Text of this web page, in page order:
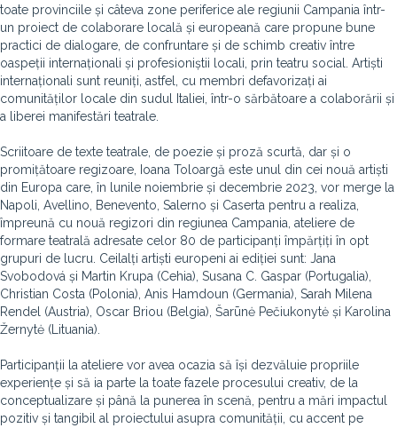
toate provinciile și câteva zone periferice ale regiunii Campania într-
un proiect de colaborare locală și europeană care propune bune
practici de dialogare, de confruntare și de schimb creativ între
oaspeții internaționali și profesioniștii locali, prin teatru social. Artiști
internaționali sunt reuniți, astfel, cu membri defavorizați ai
comunităților locale din sudul Italiei, într-o sărbătoare a colaborării și
a liberei manifestări teatrale.
Scriitoare de texte teatrale, de poezie și proză scurtă, dar și o
promițătoare regizoare, Ioana Toloargă este unul din cei nouă artiști
din Europa care, în lunile noiembrie și decembrie 2023, vor merge la
Napoli, Avellino, Benevento, Salerno și Caserta pentru a realiza,
împreună cu nouă regizori din regiunea Campania, ateliere de
formare teatrală adresate celor 80 de participanți împărțiți în opt
grupuri de lucru. Ceilalți artiști europeni ai ediției sunt: Jana
Svobodová și Martin Krupa (Cehia), Susana C. Gaspar (Portugalia),
Christian Costa (Polonia), Anis Hamdoun (Germania), Sarah Milena
Rendel (Austria), Oscar Briou (Belgia), Šarūnė Pečiukonytė și Karolina
Žernytė (Lituania).
Participanții la ateliere vor avea ocazia să își dezvăluie propriile
experiențe și să ia parte la toate fazele procesului creativ, de la
conceptualizare și până la punerea în scenă, pentru a mări impactul
pozitiv și tangibil al proiectului asupra comunității, cu accent pe